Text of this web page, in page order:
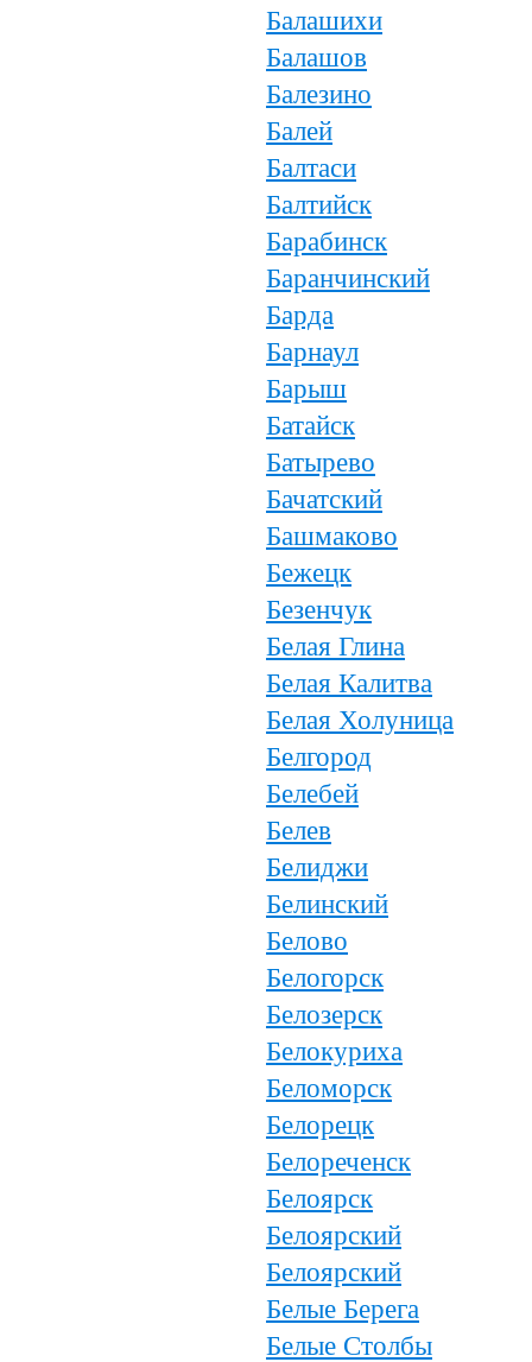
Балашихи
Балашов
Балезино
Балей
Балтаси
Балтийск
Барабинск
Баранчинский
Барда
Барнаул
Барыш
Батайск
Батырево
Бачатский
Башмаково
Бежецк
Безенчук
Белая Глина
Белая Калитва
Белая Холуница
Белгород
Белебей
Белев
Белиджи
Белинский
Белово
Белогорск
Белозерск
Белокуриха
Беломорск
Белорецк
Белореченск
Белоярск
Белоярский
Белоярский
Белые Берега
Белые Столбы